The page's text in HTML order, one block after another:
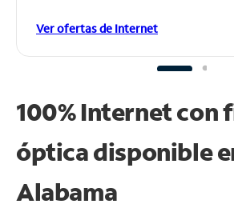
Ver ofertas de Internet
100% Internet con
óptica disponible
Alabama